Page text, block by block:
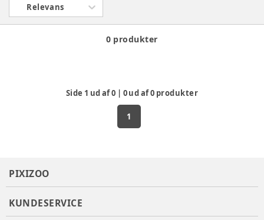
Relevans
0 produkter
Side 1 ud af0 | 0ud af0 produkter
1
PIXIZOO
KUNDESERVICE